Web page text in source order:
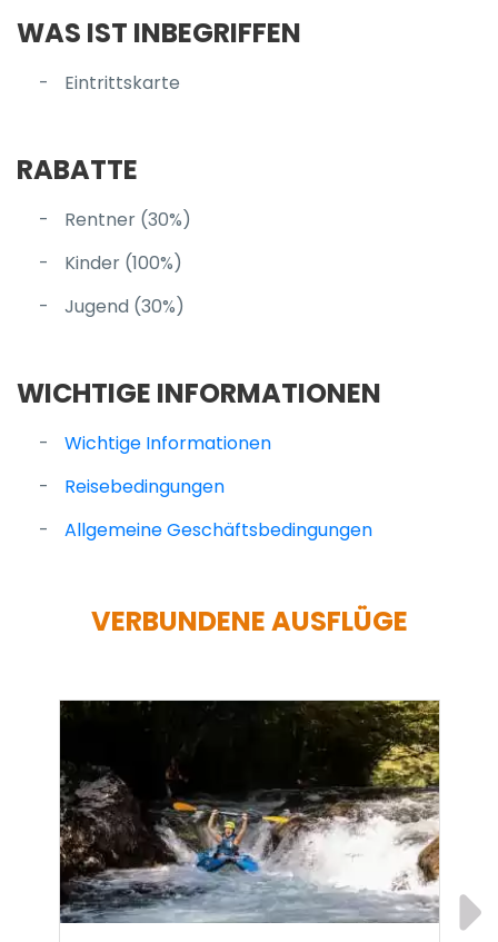
WAS IST INBEGRIFFEN
Eintrittskarte
RABATTE
Rentner (30%)
Kinder (100%)
Jugend (30%)
WICHTIGE INFORMATIONEN
Wichtige Informationen
Reisebedingungen
Allgemeine Geschäftsbedingungen
VERBUNDENE AUSFLÜGE